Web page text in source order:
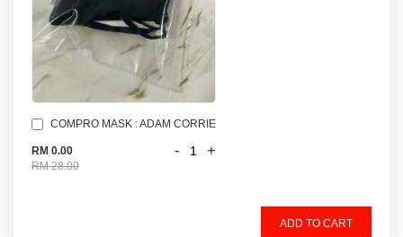
COMPRO MASK : ADAM CORRIE
RM 0.00
RM 28.00
- +
ADD TO CART